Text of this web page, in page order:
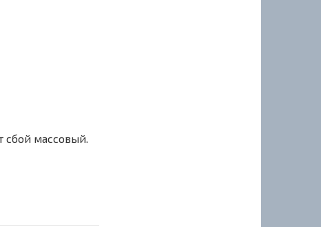
сбой массовый.